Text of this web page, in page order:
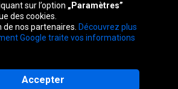
Polska
Slovenská
republika
United
Kingdom
sur l’option „Paramètres”
des cookies.
de nos partenaires. Découvrez plus
Google traite vos informations
Accepter